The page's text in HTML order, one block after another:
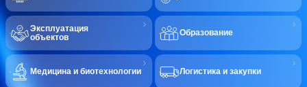
Эксплуатация
объектов
Образование
Медицина и биотехнологии Логистика и закупки